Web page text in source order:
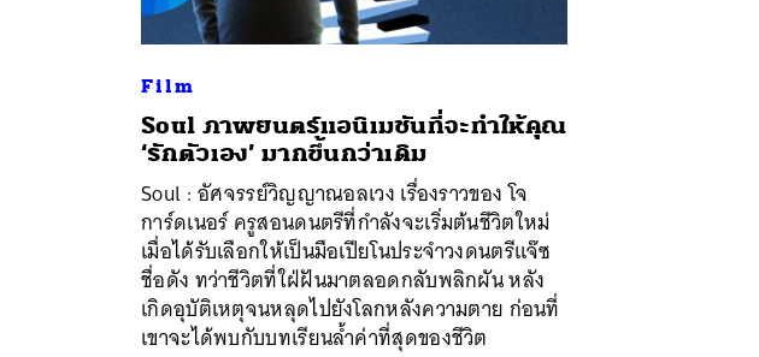
Film
Soul ภาพยนตร์แอนิเมชันที่จะทำให้คุณ
‘รักตัวเอง’ มากขึ้นกว่าเดิม
Soul : อัศจรรย์วิญญาณอลเวง เรื่องราวของ โจ
การ์ดเนอร์ ครูสอนดนตรีที่กำลังจะเริ่มต้นชีวิตใหม่
เมื่อได้รับเลือกให้เป็นมือเปียโนประจำวงดนตรีแจ๊ซ
ชื่อดัง ทว่าชีวิตที่ใฝ่ฝันมาตลอดกลับพลิกผัน หลัง
เกิดอุบัติเหตุจนหลุดไปยังโลกหลังความตาย ก่อนที่
เขาจะได้พบกับบทเรียนล้ำค่าที่สุดของชีวิต